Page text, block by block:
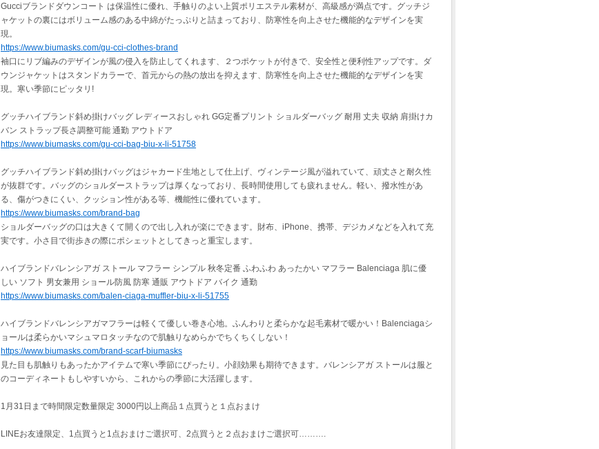
Gucciブランドダウンコート は保温性に優れ、手触りのよい上質ポリエステル素材が、高級感が満点です。グッチジ
ャケットの裏にはボリューム感のある中綿がたっぷりと詰まっており、防寒性を向上させた機能的なデザインを実
現。
https://www.biumasks.com/gu-cci-clothes-brand
袖口にリブ編みのデザインが風の侵入を防止してくれます、２つポケットが付きで、安全性と便利性アップです。ダ
ウンジャケットはスタンドカラーで、首元からの熱の放出を抑えます、防寒性を向上させた機能的なデザインを実
現。寒い季節にピッタリ!
グッチハイブランド斜め掛けバッグ レディースおしゃれ GG定番プリント ショルダーバッグ 耐用 丈夫 収納 肩掛けカ
バン ストラップ長さ調整可能 通勤 アウトドア
https://www.biumasks.com/gu-cci-bag-biu-x-li-51758
グッチハイブランド斜め掛けバッグはジャカード生地として仕上げ、ヴィンテージ風が溢れていて、頑丈さと耐久性
が抜群です。バッグのショルダーストラップは厚くなっており、長時間使用しても疲れません。軽い、撥水性があ
る、傷がつきにくい、クッション性がある等、機能性に優れています。
https://www.biumasks.com/brand-bag
ショルダーバッグの口は大きくて開くので出し入れが楽にできます。財布、iPhone、携帯、デジカメなどを入れて充
実です。小さ目で街歩きの際にポシェットとしてきっと重宝します。
ハイブランドバレンシアガ ストール マフラー シンプル 秋冬定番 ふわふわ あったかい マフラー Balenciaga 肌に優
しい ソフト 男女兼用 ショール防風 防寒 通販 アウトドア バイク 通勤
https://www.biumasks.com/balen-ciaga-muffler-biu-x-li-51755
ハイブランドバレンシアガマフラーは軽くて優しい巻き心地。ふんわりと柔らかな起毛素材で暖かい！Balenciagaシ
ョールは柔らかいマシュマロタッチなので肌触りなめらかでちくちくしない！
https://www.biumasks.com/brand-scarf-biumasks
見た目も肌触りもあったかアイテムで寒い季節にぴったり。小顔効果も期待できます。バレンシアガ ストールは服と
のコーディネートもしやすいから、これからの季節に大活躍します。
1月31日まで時間限定数量限定 3000円以上商品１点買うと１点おまけ
LINEお友達限定、1点買うと1点おまけご選択可、2点買うと２点おまけご選択可……….